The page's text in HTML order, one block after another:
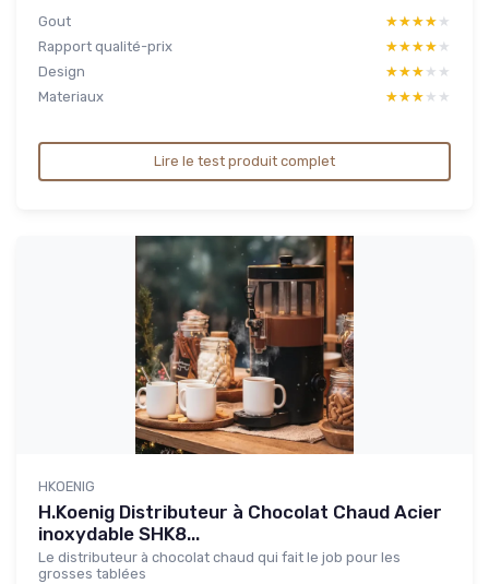
Gout ★★★★★
★★★★★
Rapport qualité-prix
★★★★★
★★★★★
Design
★★★★★
★★★★★
Materiaux
★★★★★
★★★★★
Lire le test produit complet
HKOENIG
H.Koenig Distributeur à Chocolat Chaud Acier
inoxydable SHK8...
Le distributeur à chocolat chaud qui fait le job pour les
grosses tablées